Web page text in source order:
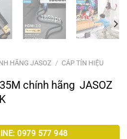
HÃNG JASOZ / CÁP TÍN HIỆU
chính hãng JASOZ
0979 577 948